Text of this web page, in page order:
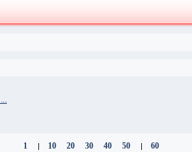
1 | 10 20 30 40 50 | 60